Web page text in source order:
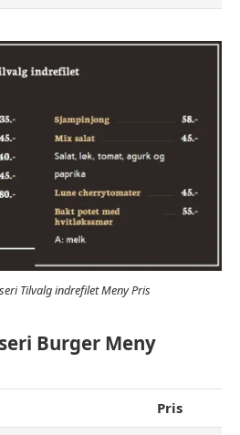
Tilvalg indrefilet Meny Pris
Burger Meny
Pris